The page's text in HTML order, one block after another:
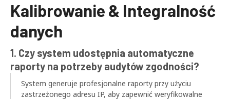
Kalibrowanie & Integralność
danych
1. Czy system udostępnia automatyczne
raporty na potrzeby audytów zgodności?
System generuje profesjonalne raporty przy użyciu
zastrzeżonego adresu IP, aby zapewnić weryfikowalne